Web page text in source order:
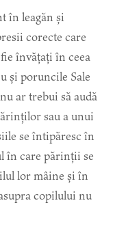
în leagăn și
corecte care
învățați în ceea
și poruncile Sale
ar trebui să audă
sau a unui
se întipăresc în
în care părinții se
lor mâine și în
copilului nu